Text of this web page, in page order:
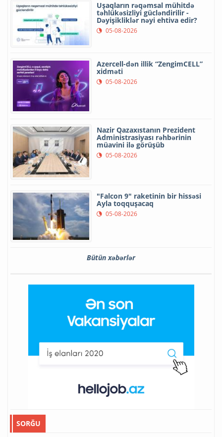
Uşaqların rəqəmsal mühitdə
təhlükəsizliyi gücləndirilir -
Dəyişikliklər nəyi ehtiva edir?
05-08-2026
Azercell-dən illik “ZengimCELL”
xidməti
05-08-2026
Nazir Qazaxıstanın Prezident
Administrasiyası rəhbərinin
müavini ilə görüşüb
05-08-2026
"Falcon 9" raketinin bir hissəsi
Ayla toqquşacaq
05-08-2026
Bütün xəbərlər
SORĞU